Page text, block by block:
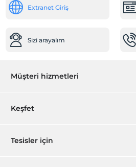
Şehir merkezi
Extranet Giriş
Sizi arayalım
Müşteri hizmetleri
Rezervasyon yönet
Keşfet
Hediye Kart
Tesisler için